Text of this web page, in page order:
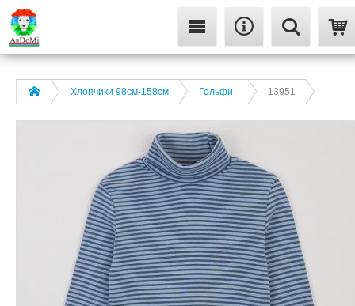
Хлопчики 98см-158см Гольфи 13951